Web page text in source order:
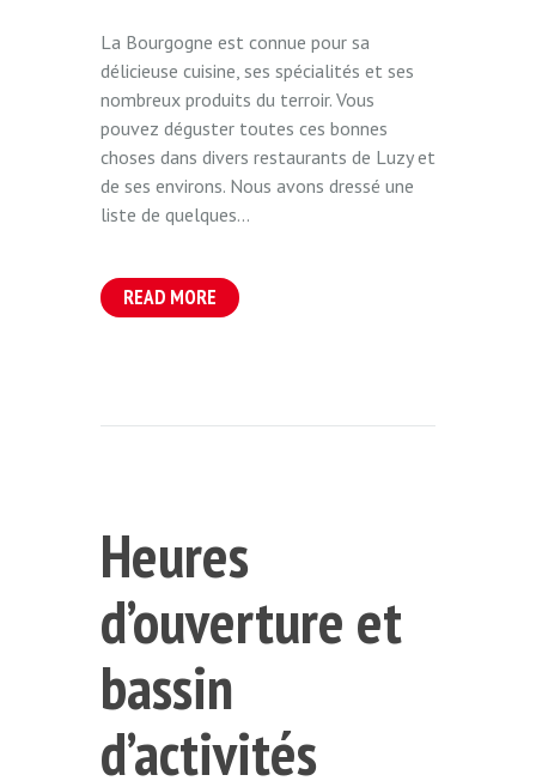
La Bourgogne est connue pour sa
délicieuse cuisine, ses spécialités et ses
nombreux produits du terroir. Vous
pouvez déguster toutes ces bonnes
choses dans divers restaurants de Luzy et
de ses environs. Nous avons dressé une
liste de quelques...
READ MORE
Heures
d’ouverture et
bassin
d’activités